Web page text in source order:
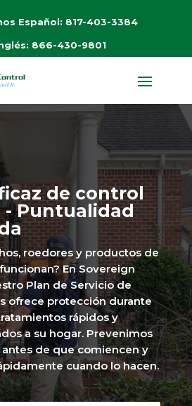
Español: 817-403-3384
866-430-9801
de control
- Puntualidad
roedores y productos de
En Sovereign
Plan de Servicio de
ofrece protección durante
rápidos y
a su hogar. Prevenimos
de que comiencen y
cuando lo hacen.